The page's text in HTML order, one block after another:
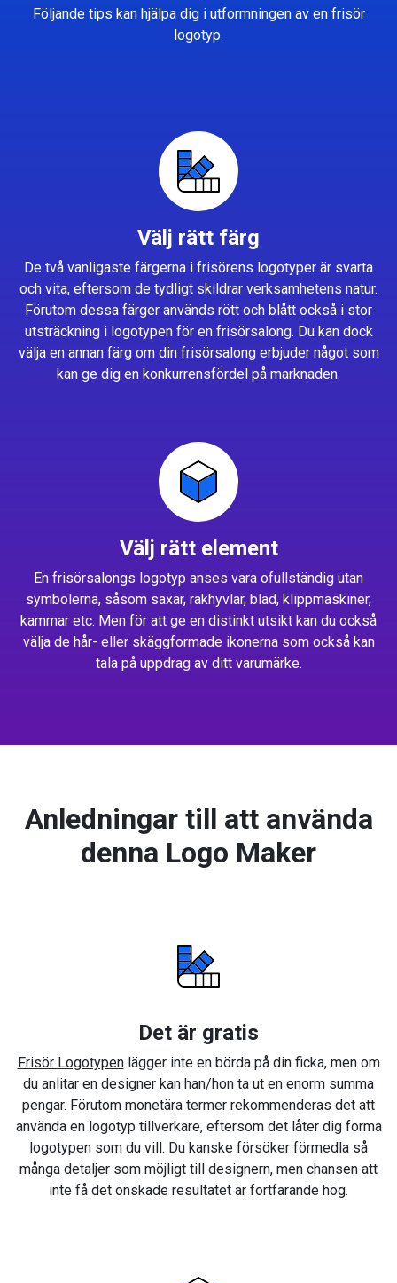
Följande tips kan hjälpa dig i utformningen av en frisör
logotyp.
Välj rätt färg
De två vanligaste färgerna i frisörens logotyper är svarta
och vita, eftersom de tydligt skildrar verksamhetens natur.
Förutom dessa färger används rött och blått också i stor
utsträckning i logotypen för en frisörsalong. Du kan dock
välja en annan färg om din frisörsalong erbjuder något som
kan ge dig en konkurrensfördel på marknaden.
Välj rätt element
En frisörsalongs logotyp anses vara ofullständig utan
symbolerna, såsom saxar, rakhyvlar, blad, klippmaskiner,
kammar etc. Men för att ge en distinkt utsikt kan du också
välja de hår- eller skäggformade ikonerna som också kan
tala på uppdrag av ditt varumärke.
Anledningar till att använda
denna Logo Maker
Det är gratis
Frisör Logotypenlägger inte en börda på din ficka, men om
du anlitar en designer kan han/hon ta ut en enorm summa
pengar. Förutom monetära termer rekommenderas det att
använda en logotyp tillverkare, eftersom det låter dig forma
logotypen som du vill. Du kanske försöker förmedla så
många detaljer som möjligt till designern, men chansen att
inte få det önskade resultatet är fortfarande hög.